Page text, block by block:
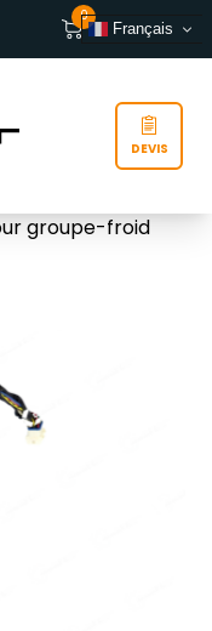
0
Français
DEVIS
groupe-froid